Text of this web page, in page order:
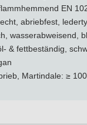
EN
abriebfest,
wasserabweisend,
& fettbeständig,
Martindale: ≥